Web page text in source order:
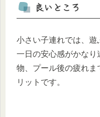
良いところ
小さい子連れでは、
一日の安心感がかな
物、プール後の疲れま
リットです。